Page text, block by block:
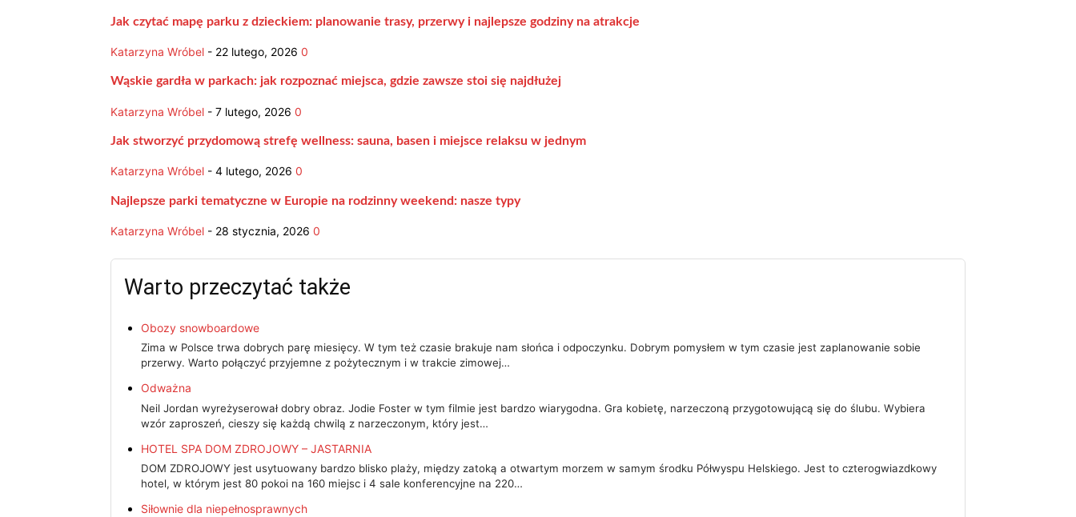
Jak czytać mapę parku z dzieckiem: planowanie trasy, przerwy i najlepsze godziny na atrakcje
Katarzyna Wróbel - 22 lutego, 2026 0
Wąskie gardła w parkach: jak rozpoznać miejsca, gdzie zawsze stoi się najdłużej
Katarzyna Wróbel - 7 lutego, 2026 0
Jak stworzyć przydomową strefę wellness: sauna, basen i miejsce relaksu w jednym
Katarzyna Wróbel - 4 lutego, 2026 0
Najlepsze parki tematyczne w Europie na rodzinny weekend: nasze typy
Katarzyna Wróbel - 28 stycznia, 2026 0
Warto przeczytać także
Obozy snowboardowe
Zima w Polsce trwa dobrych parę miesięcy. W tym też czasie brakuje nam słońca i odpoczynku. Dobrym pomysłem w tym czasie jest zaplanowanie sobie
przerwy. Warto połączyć przyjemne z pożytecznym i w trakcie zimowej…
Odważna
Neil Jordan wyreżyserował dobry obraz. Jodie Foster w tym filmie jest bardzo wiarygodna. Gra kobietę, narzeczoną przygotowującą się do ślubu. Wybiera
wzór zaproszeń, cieszy się każdą chwilą z narzeczonym, który jest…
HOTEL SPA DOM ZDROJOWY – JASTARNIA
DOM ZDROJOWY jest usytuowany bardzo blisko plaży, między zatoką a otwartym morzem w samym środku Półwyspu Helskiego. Jest to czterogwiazdkowy
hotel, w którym jest 80 pokoi na 160 miejsc i 4 sale konferencyjne na 220…
Siłownie dla niepełnosprawnych